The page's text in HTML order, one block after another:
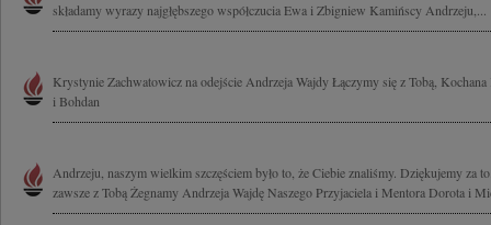
składamy wyrazy najgłębszego współczucia Ewa i Zbigniew Kamińscy Andrzeju,...
Krystynie Zachwatowicz na odejście Andrzeja Wajdy Łączymy się z Tobą,
i Bohdan
Andrzeju, naszym wielkim szczęściem było to, że Ciebie znaliśmy. Dziękujemy za
zawsze z Tobą Żegnamy Andrzeja Wajdę Naszego Przyjaciela i Mentora Dorota i